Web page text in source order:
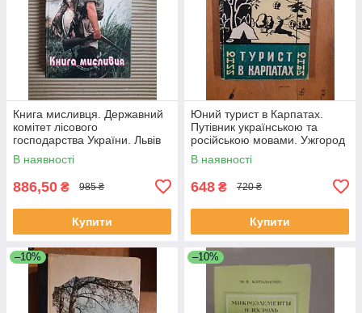
Книга мисливця. Державний
комітет лісового
господарства України. Львів
1998 рік
В наявності
886,50 ₴ 985 ₴
Купити
Юний турист в Карпатах.
Путівник українською та
російською мовами. Ужгород
1966 рік
В наявності
648 ₴ 720 ₴
Купити
–10% –10%